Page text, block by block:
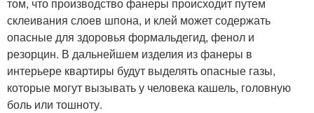
склеивания слоев шпона, и клей может содержать
опасные для здоровья формальдегид, фенол и
резорцин. В дальнейшем изделия из фанеры в
интерьере квартиры будут выделять опасные газы,
которые могут вызывать у человека кашель, головную
боль или тошноту.